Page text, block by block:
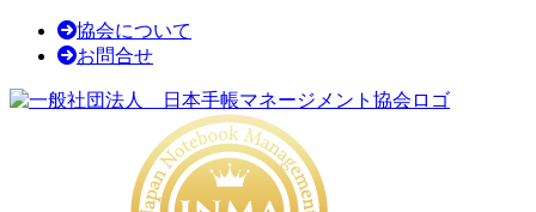
協会について
お問合せ